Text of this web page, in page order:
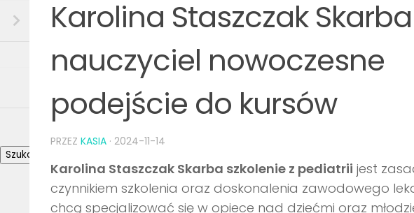
Karolina Staszczak
nauczyciel nowoczesne
podejście do kursów
PRZEZ KASIA · 2024-11-14
Karolina Staszczak Skarba szkolenie z pediatrii jest
czynnikiem szkolenia oraz doskonalenia zawodowego
chcą specjalizować się w opiece nad dziećmi oraz
Szukaj